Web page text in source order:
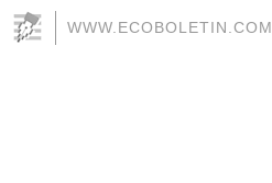
WWW.ECOBOLETIN.COM